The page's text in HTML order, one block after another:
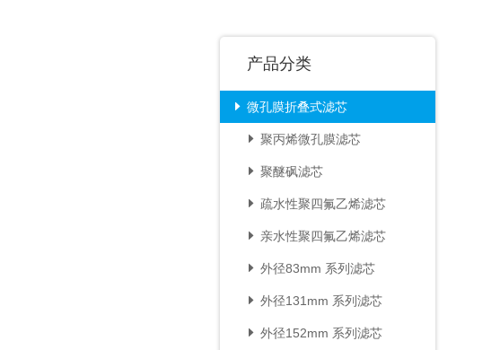
产品分类
 微孔膜折叠式滤芯
 聚丙烯微孔膜滤芯
 聚醚砜滤芯
 疏水性聚四氟乙烯滤芯
 亲水性聚四氟乙烯滤芯
 外径83mm 系列滤芯
 外径131mm 系列滤芯
 外径152mm 系列滤芯